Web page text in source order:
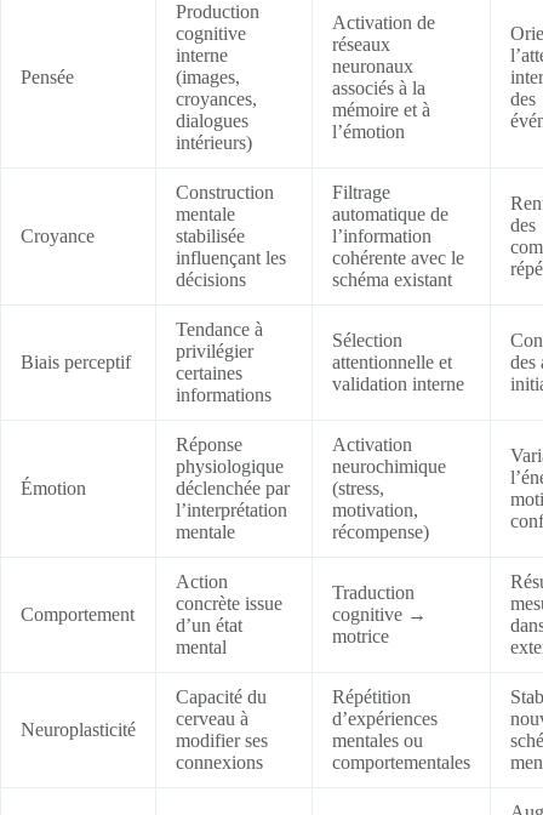
Pensée
Production
cognitive
interne
(images,
croyances,
dialogues
intérieurs)
Activation de
réseaux
neuronaux
associés à la
mémoire et à
l’émotion
des
Croyance
Construction
mentale
stabilisée
influençant les
décisions
Filtrage
automatique de
l’information
cohérente avec le
schéma existant
des
Biais perceptif
Tendance à
privilégier
certaines
informations
Sélection
attentionnelle et
validation interne
des
Émotion
Réponse
physiologique
déclenchée par
l’interprétation
mentale
Activation
neurochimique
(stress,
motivation,
récompense)
Comportement
Action
concrète issue
d’un état
mental
Traduction
cognitive →
motrice
Neuroplasticité
Capacité du
cerveau à
modifier ses
connexions
Répétition
d’expériences
mentales ou
comportementales